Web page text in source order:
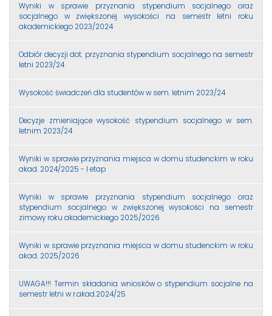
Wyniki w sprawie przyznania stypendium socjalnego oraz
socjalnego w zwiększonej wysokości na semestr letni roku
akademickiego 2023/2024
Odbiór decyzji dot. przyznania stypendium socjalnego na semestr
letni 2023/24
Wysokość świadczeń dla studentów w sem. letnim 2023/24
Decyzje zmieniające wysokość stypendium socjalnego w sem.
letnim 2023/24
Wyniki w sprawie przyznania miejsca w domu studenckim w roku
akad. 2024/2025 - I etap
Wyniki w sprawie przyznania stypendium socjalnego oraz
stypendium socjalnego w zwiększonej wysokości na semestr
zimowy roku akademickiego 2025/2026
Wyniki w sprawie przyznania miejsca w domu studenckim w roku
akad. 2025/2026
UWAGA!!! Termin składania wniosków o stypendium socjalne na
semestr letni w r.akad.2024/25